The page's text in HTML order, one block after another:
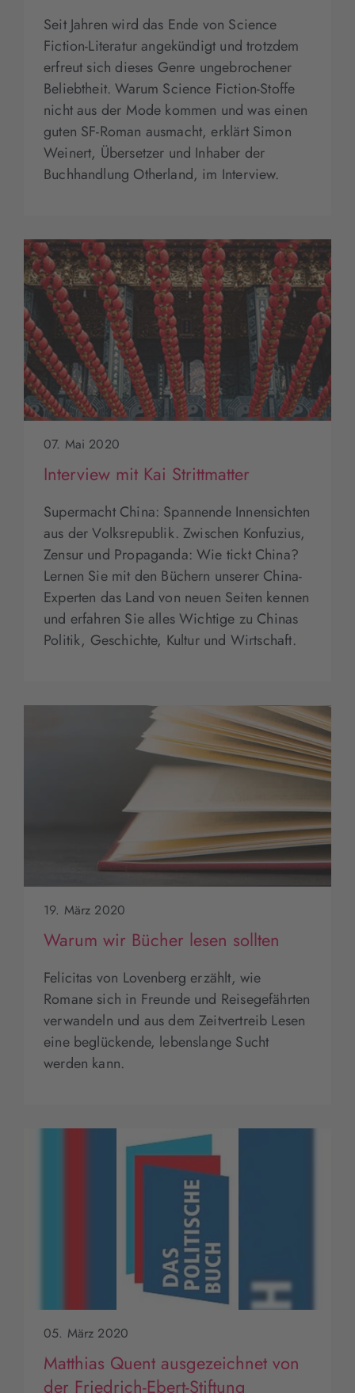
Seit Jahren wird das Ende von Science
Fiction-Literatur angekündigt und trotzdem
erfreut sich dieses Genre ungebrochener
Beliebtheit. Warum Science Fiction-Stoffe
nicht aus der Mode kommen und was einen
guten SF-Roman ausmacht, erklärt Simon
Weinert, Übersetzer und Inhaber der
Buchhandlung Otherland, im Interview.
07. Mai 2020
Interview mit Kai Strittmatter
Supermacht China: Spannende Innensichten
aus der Volksrepublik. Zwischen Konfuzius,
Zensur und Propaganda: Wie tickt China?
Lernen Sie mit den Büchern unserer China-
Experten das Land von neuen Seiten kennen
und erfahren Sie alles Wichtige zu Chinas
Politik, Geschichte, Kultur und Wirtschaft.
19. März 2020
Warum wir Bücher lesen sollten
Felicitas von Lovenberg erzählt, wie
Romane sich in Freunde und Reisegefährten
verwandeln und aus dem Zeitvertreib Lesen
eine beglückende, lebenslange Sucht
werden kann.
05. März 2020
Matthias Quent ausgezeichnet von
der Friedrich-Ebert-Stiftung